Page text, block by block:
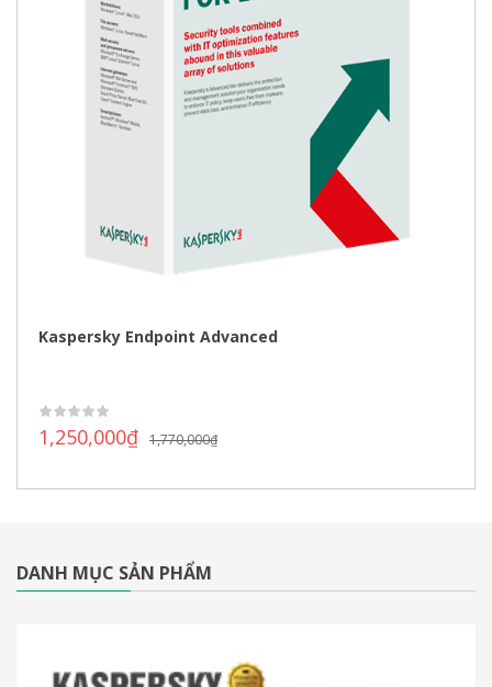
Kaspersky Endpoint Advanced
1,770,000₫
1,250,000₫
DANH MỤC SẢN PHẨM